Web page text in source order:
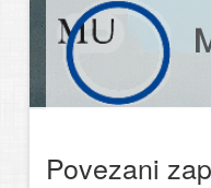
Povezani